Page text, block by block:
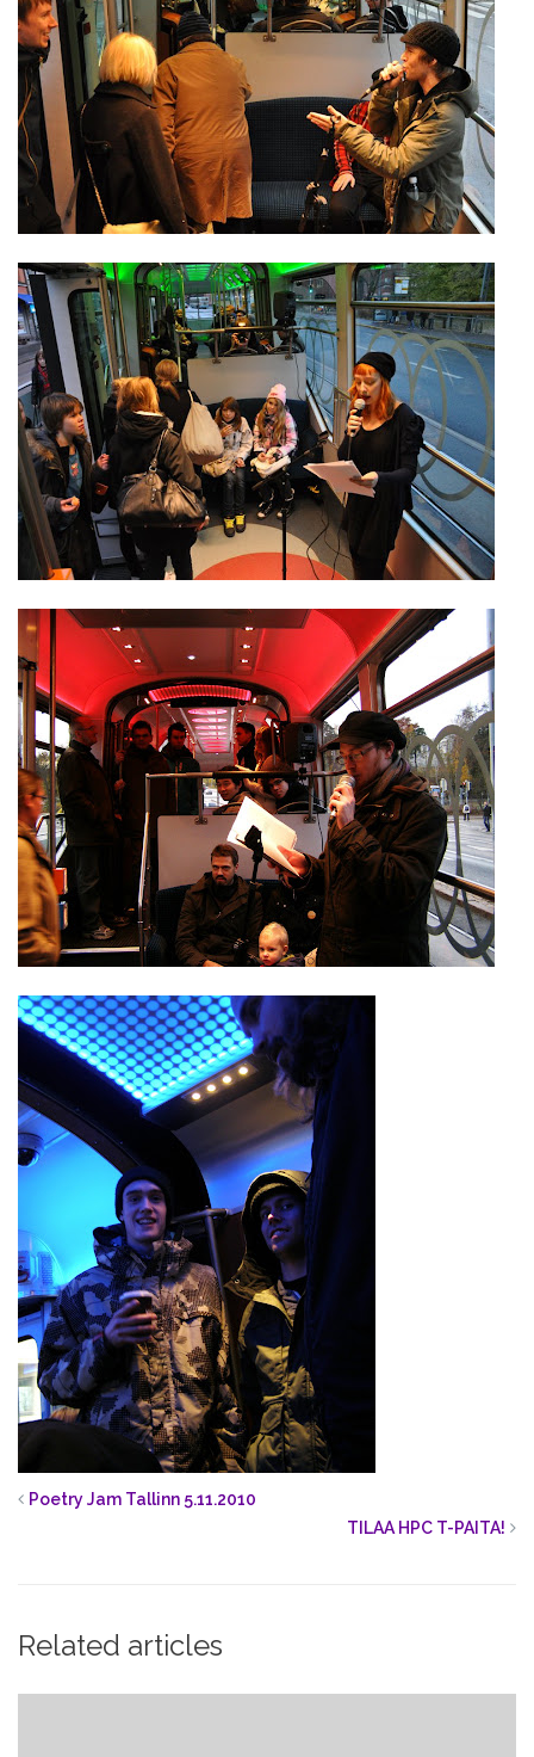
Poetry Jam Tallinn 5.11.2010
TILAA HPC T-PAITA!
Related articles